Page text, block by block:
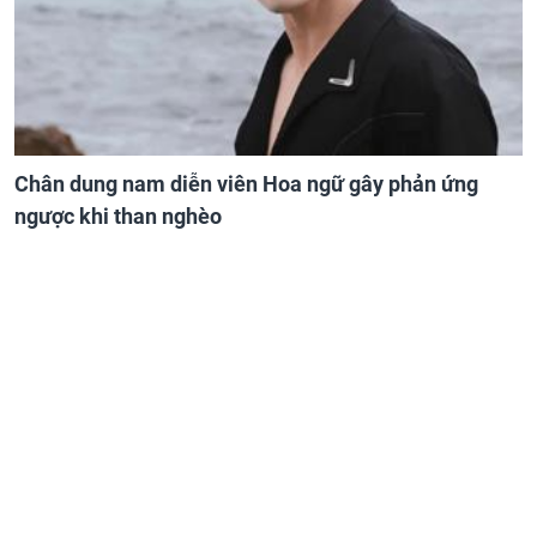
Chân dung nam diễn viên Hoa ngữ gây phản ứng
ngược khi than nghèo